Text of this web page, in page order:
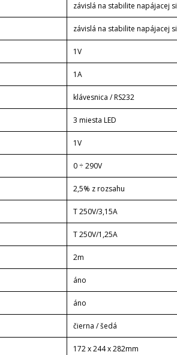
závislá na stabilite napájacej
závislá na stabilite napájacej
1V
1A
klávesnica / RS232
3 miesta LED
1V
0 ÷ 290V
2,5% z rozsahu
T 250V/3,15A
T 250V/1,25A
2m
áno
áno
čierna / šedá
172 x 244 x 282mm